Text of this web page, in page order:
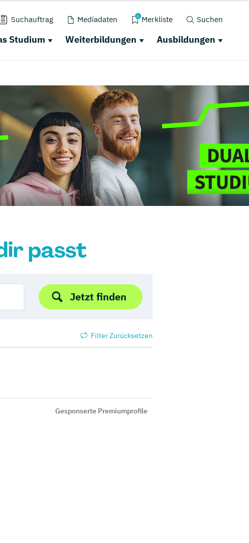
Suchauftrag Mediadaten 0 Merkliste Suchen
Studium Weiterbildungen Ausbildungen
passt
Jetzt finden
Filter Zurücksetzen
Gesponserte Premiumprofile